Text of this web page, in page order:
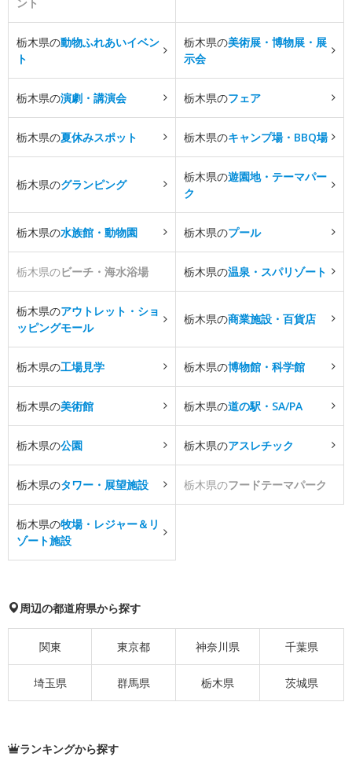
栃木県の動物ふれあいイベン
ト
栃木県の美術展・博物展・展
示会
栃木県の演劇・講演会 栃木県のフェア
栃木県の夏休みスポット 栃木県のキャンプ場・BBQ場
栃木県のグランピング
栃木県の遊園地・テーマパー
ク
栃木県の水族館・動物園 栃木県のプール
栃木県のビーチ・海水浴場 栃木県の温泉・スパリゾート
栃木県のアウトレット・ショ
ッピングモール
栃木県の商業施設・百貨店
栃木県の工場見学 栃木県の博物館・科学館
栃木県の美術館 栃木県の道の駅・SA/PA
栃木県の公園 栃木県のアスレチック
栃木県のタワー・展望施設 栃木県のフードテーマパーク
栃木県の牧場・レジャー＆リ
ゾート施設
周辺の都道府県から探す
関東 東京都 神奈川県 千葉県
埼玉県 群馬県 栃木県 茨城県
ランキングから探す